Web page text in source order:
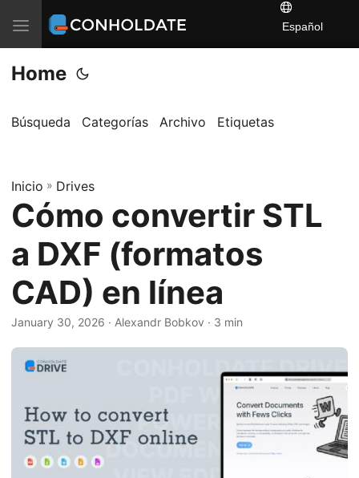
T
o
g
l
a
v
i
g
t
i
n
Español
Home
Búsqueda Categorías Archivo Etiquetas
Inicio » Drives
Cómo convertir STL
a DXF (formatos
CAD) en línea
January 30, 2026 ‎ · Alexandr Bobkov · 3 min